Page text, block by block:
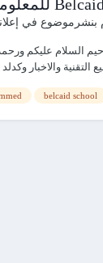
بنشرموضوع في
السلام عليكم
التقنية والاخبار
belcaid school